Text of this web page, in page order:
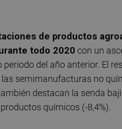
de productos
todo 2020 con un
del año anterior. El
semimanufacturas no
destacan la senda
químicos (-8,4%).